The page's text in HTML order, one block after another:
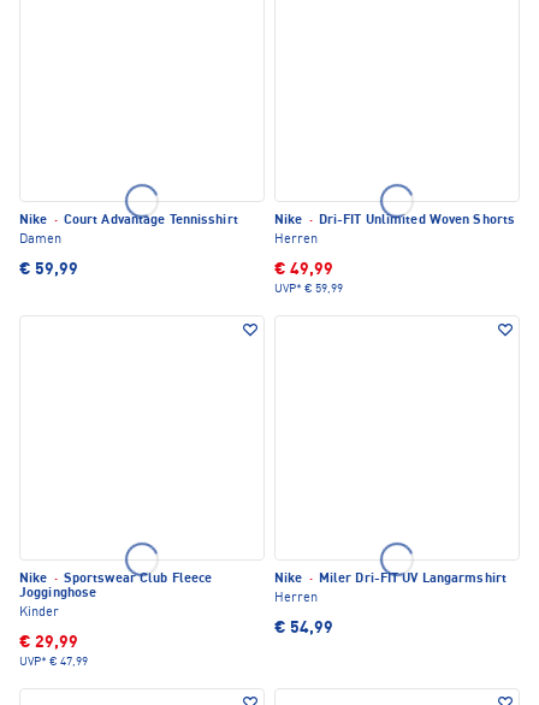
Nike · Court Advantage Tennisshirt
Damen
€ 59,99
Nike · Dri-FIT Unlimited Woven Shorts
Herren
€ 49,99
UVP* € 59,99
Nike · Sportswear Club Fleece
Jogginghose
Kinder
€ 29,99
UVP* € 47,99
Nike · Miler Dri-FIT UV Langarmshirt
Herren
€ 54,99